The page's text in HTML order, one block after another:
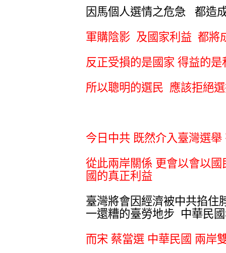
因馬個人選情之危急 都造
軍購陰影 及國家利益 都將
反正受損的是國家 得益的
所以聰明的選民 應該拒絕
今日中共 既然介入臺灣選
從此兩岸關係 更會以會以
國的真正利益
臺灣將會因經濟被中共掐
一還糟的臺勞地步 中華民
而宋 蔡當選 中華民國 兩岸